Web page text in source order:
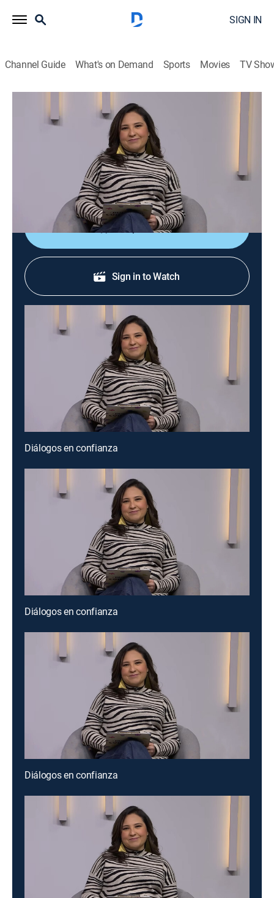
SIGN IN
Channel Guide What's on Demand Sports Movies TV
Diálogos en confianza
Diálogos en confianza
Talk, Public affairs, Health, Self improvement, Anthology 2026
Barra de servicio a la comunidad que tiene como
objetivo promover el diálogo entre el público y un
grupo de especialistas invitados.
Shop DIRECTV
Sign in to Watch
Diálogos en confianza
Diálogos en confianza
Diálogos en confianza